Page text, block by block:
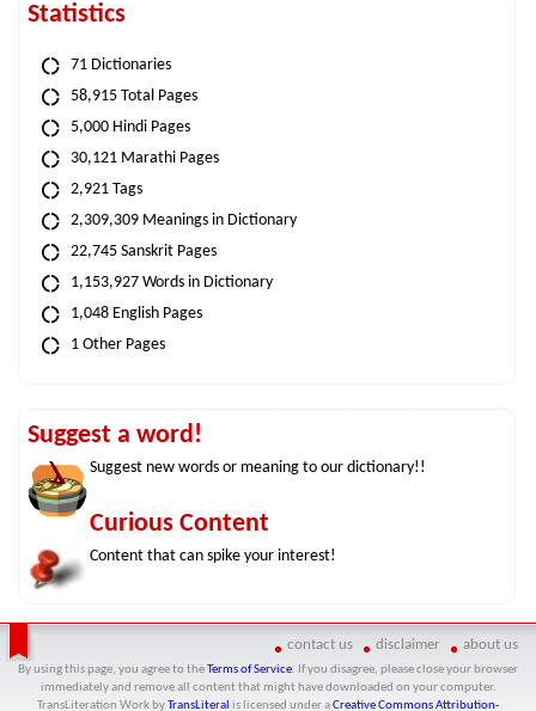
Statistics
71 Dictionaries
58,915 Total Pages
5,000 Hindi Pages
30,121 Marathi Pages
2,921 Tags
2,309,309 Meanings in Dictionary
22,745 Sanskrit Pages
1,153,927 Words in Dictionary
1,048 English Pages
1 Other Pages
Suggest a word!
Suggest new words or meaning to our dictionary!!
Curious Content
Content that can spike your interest!
contact us disclaimer about us
By using this page, you agree to the Terms of Service. If you disagree, please close your browser
immediately and remove all content that might have downloaded on your computer.
TransLiteration Workby TransLiteral is licensed under aCreative Commons Attribution-